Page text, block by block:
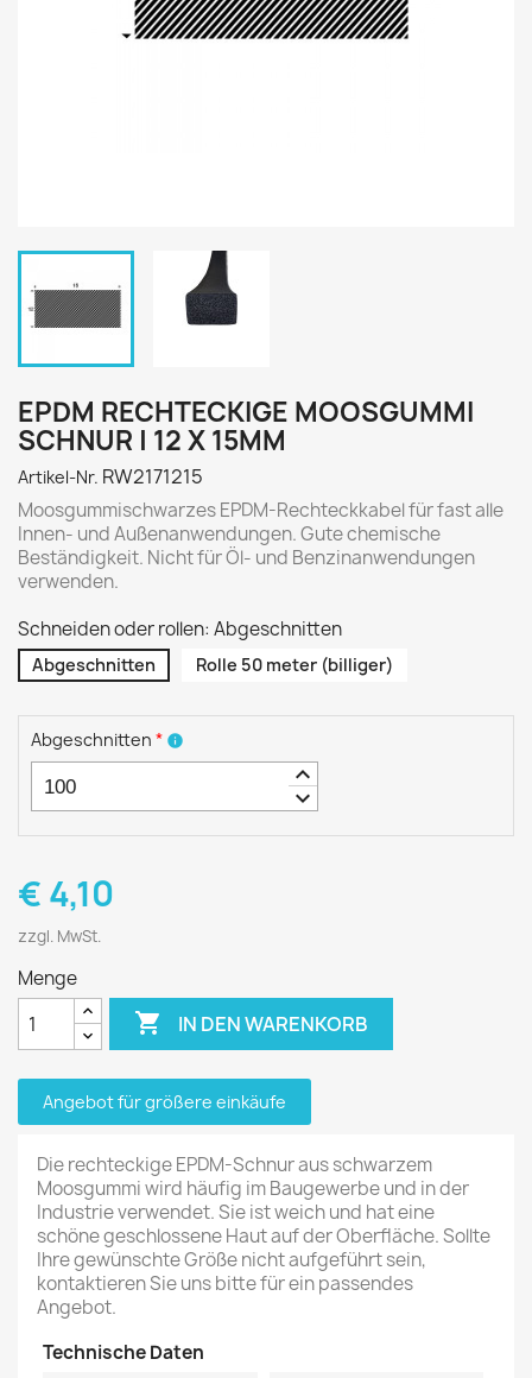
EPDM RECHTECKIGE MOOSGUMMI
SCHNUR | 12 X 15MM
Artikel-Nr. RW2171215
Moosgummischwarzes EPDM-Rechteckkabel für fast alle
Innen- und Außenanwendungen. Gute chemische
Beständigkeit. Nicht für Öl- und Benzinanwendungen
verwenden.
Schneiden oder rollen: Abgeschnitten
Abgeschnitten Rolle 50 meter (billiger)
Abgeschnitten * info
keyboard_arrow_up
keyboard_arrow_down
€ 4,10
zzgl. MwSt.
Menge
 IN DEN WARENKORB
Angebot für größere einkäufe
Die rechteckige EPDM-Schnur aus schwarzem
Moosgummi wird häufig im Baugewerbe und in der
Industrie verwendet. Sie ist weich und hat eine
schöne geschlossene Haut auf der Oberfläche. Sollte
Ihre gewünschte Größe nicht aufgeführt sein,
kontaktieren Sie uns bitte für ein passendes
Angebot.
Technische Daten